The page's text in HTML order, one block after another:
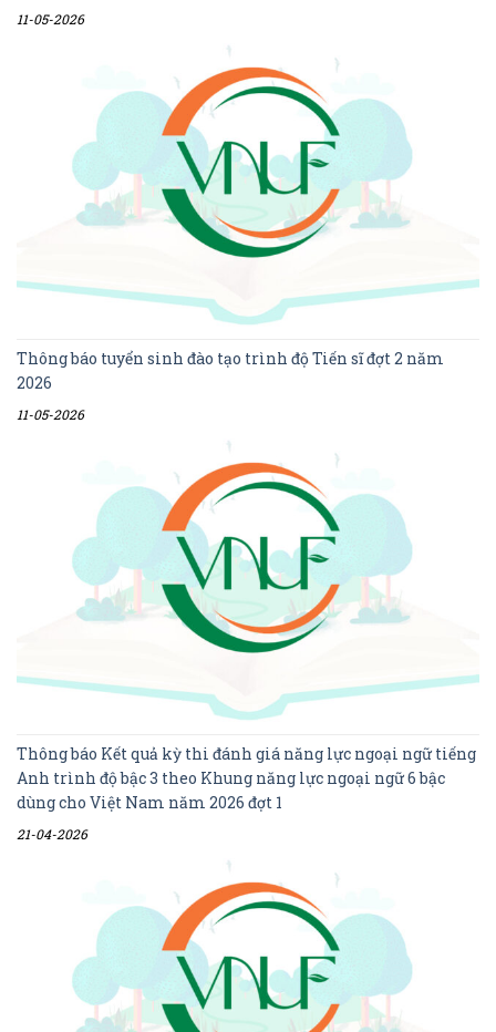
11-05-2026
Thông báo tuyển sinh đào tạo trình độ Tiến sĩ đợt 2 năm
2026
11-05-2026
Thông báo Kết quả kỳ thi đánh giá năng lực ngoại ngữ tiếng
Anh trình độ bậc 3 theo Khung năng lực ngoại ngữ 6 bậc
dùng cho Việt Nam năm 2026 đợt 1
21-04-2026